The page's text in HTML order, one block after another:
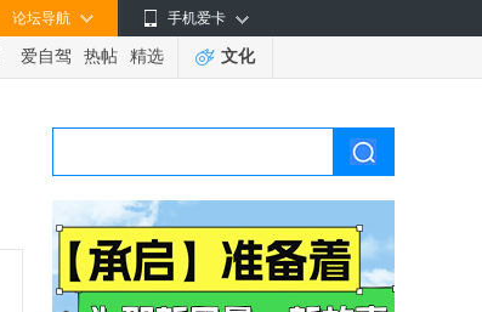
手机爱卡
论坛导航
爱自驾 热帖 精选 文化